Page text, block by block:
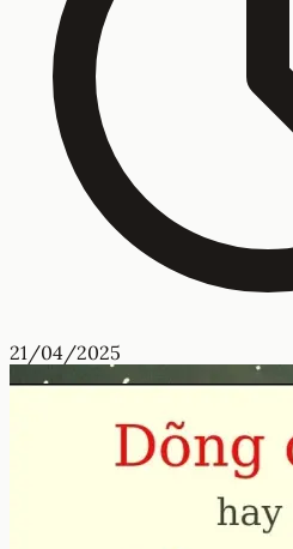
21/04/2025